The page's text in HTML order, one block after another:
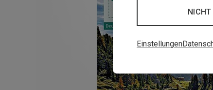
NICHT
Einstellungen